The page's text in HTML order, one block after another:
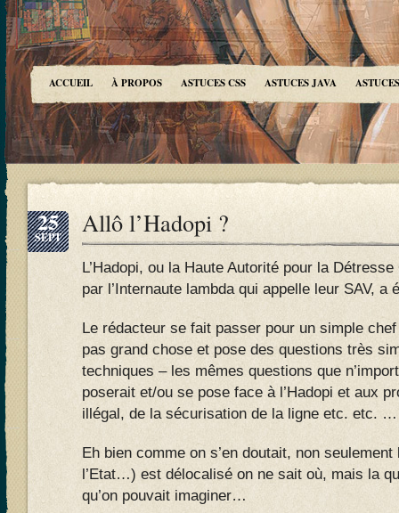
ACCUEIL À PROPOS ASTUCES CSS ASTUCES JAVA
25
SEPT Allô l’Hadopi ?
L’Hadopi, ou la Haute Autorité pour la
par l’Internaute lambda qui appelle leur SAV, a
Le rédacteur se fait passer pour un simple chef
pas grand chose et pose des questions très
techniques – les mêmes questions que
poserait et/ou se pose face à l’Hadopi et aux
illégal, de la sécurisation de la ligne etc. etc. …
Eh bien comme on s’en doutait, non
l’Etat…) est délocalisé on ne sait où, mais la
qu’on pouvait imaginer…